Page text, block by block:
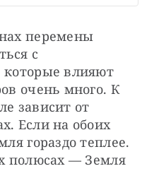
перемены
с
которые влияют
очень много. К
зависит от
Если на обоих
гораздо теплее.
полюсах — Земля